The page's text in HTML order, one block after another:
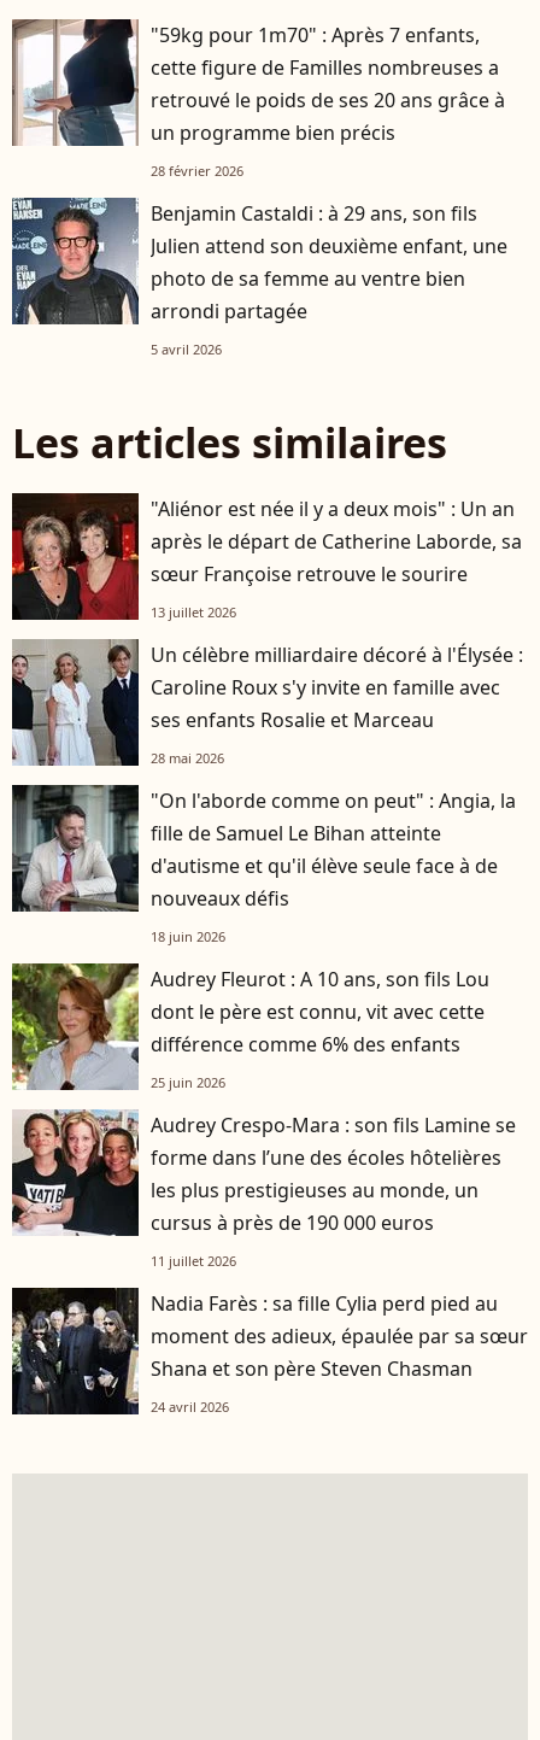
"59kg pour 1m70" : Après 7 enfants,
cette figure de Familles nombreuses a
retrouvé le poids de ses 20 ans grâce à
un programme bien précis
28 février 2026
Benjamin Castaldi : à 29 ans, son fils
Julien attend son deuxième enfant, une
photo de sa femme au ventre bien
arrondi partagée
5 avril 2026
Les articles similaires
"Aliénor est née il y a deux mois" : Un an
après le départ de Catherine Laborde, sa
sœur Françoise retrouve le sourire
13 juillet 2026
Un célèbre milliardaire décoré à l'Élysée :
Caroline Roux s'y invite en famille avec
ses enfants Rosalie et Marceau
28 mai 2026
"On l'aborde comme on peut" : Angia, la
fille de Samuel Le Bihan atteinte
d'autisme et qu'il élève seule face à de
nouveaux défis
18 juin 2026
Audrey Fleurot : A 10 ans, son fils Lou
dont le père est connu, vit avec cette
différence comme 6% des enfants
25 juin 2026
Audrey Crespo-Mara : son fils Lamine se
forme dans l’une des écoles hôtelières
les plus prestigieuses au monde, un
cursus à près de 190 000 euros
11 juillet 2026
Nadia Farès : sa fille Cylia perd pied au
moment des adieux, épaulée par sa sœur
Shana et son père Steven Chasman
24 avril 2026